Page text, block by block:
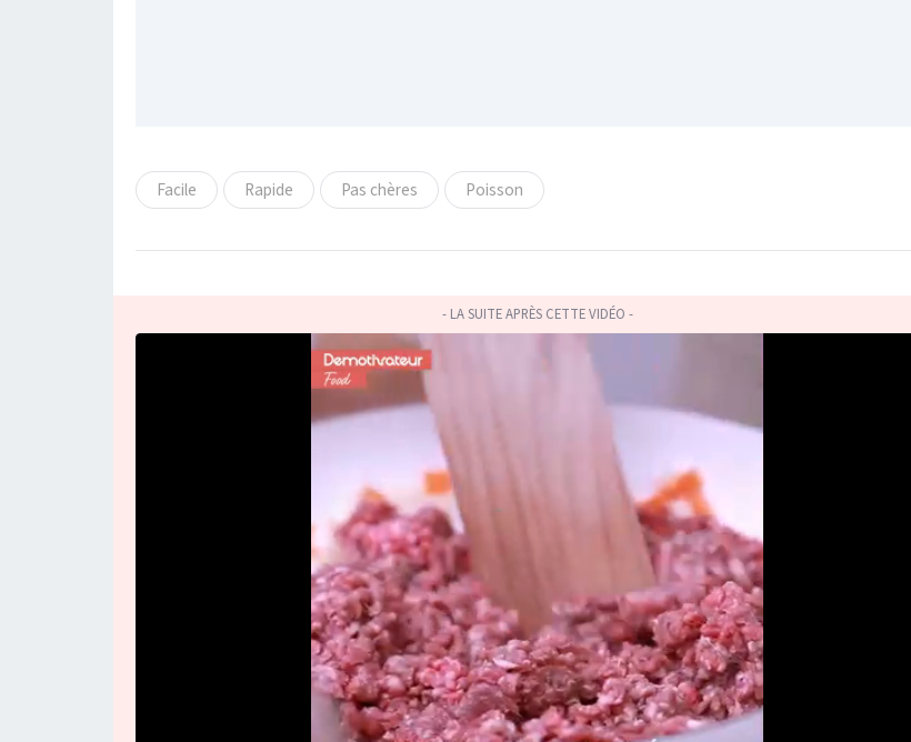
Facile Rapide Pas chères Poisson
- LA SUITE APRÈS CETTE VIDÉO -